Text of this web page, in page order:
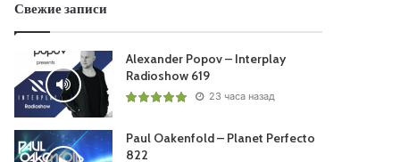
Свежие записи
Alexander Popov – Interplay
Radioshow 619
23 часа назад
Paul Oakenfold – Planet Perfecto
822